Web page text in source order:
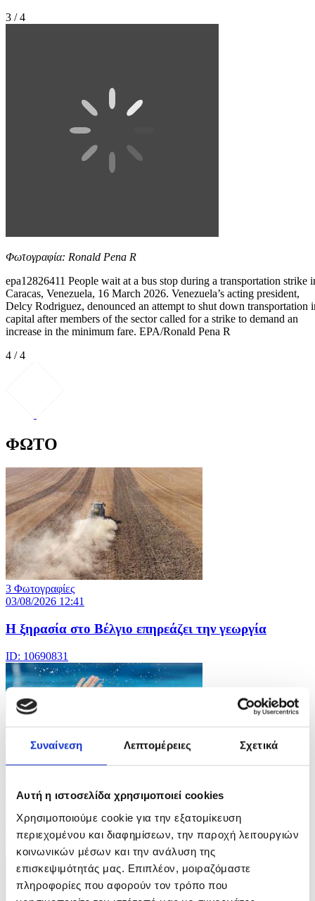
Συναίνεση Λεπτομέρειες Σχετικά
Αυτή η ιστοσελίδα χρησιμοποιεί cookies
Χρησιμοποιούμε cookie για την εξατομίκευση
περιεχομένου και διαφημίσεων, την παροχή λειτουργιών
κοινωνικών μέσων και την ανάλυση της
επισκεψιμότητάς μας. Επιπλέον, μοιραζόμαστε
πληροφορίες που αφορούν τον τρόπο που
3 / 4
Φωτογραφία: Ronald Pena R
epa12826411 People wait at a bus stop during a transportation strike
Caracas, Venezuela, 16 March 2026. Venezuela’s acting president,
Delcy Rodriguez, denounced an attempt to shut down transportation
capital after members of the sector called for a strike to demand an
increase in the minimum fare. EPA/Ronald Pena R
4 / 4
ΦΩΤΟ
3 Φωτογραφίες
03/08/2026 12:41
Η ξηρασία στο Βέλγιο επηρεάζει την γεωργία
ID: 10690831
03/08/2026 12:39
Πρωτάθλημα Υγρού Στίβου Ευρώπης 2026
ID: 10690823